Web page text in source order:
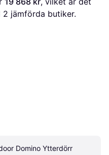
2 jämförda butiker.
Domino Ytterdörr